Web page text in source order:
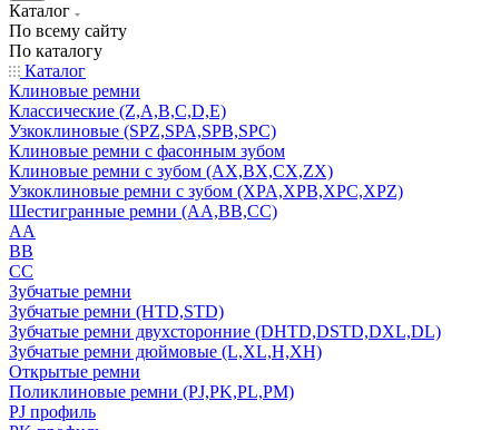
Каталог
По всему сайту
По каталогу
Каталог
Клиновые ремни
Классические (Z,A,B,C,D,E)
Узкоклиновые (SPZ,SPA,SPB,SPC)
Клиновые ремни с фасонным зубом
Клиновые ремни с зубом (AX,BX,CX,ZX)
Узкоклиновые ремни с зубом (XPA,XPB,XPC,XPZ)
Шестигранные ремни (AA,BB,CC)
AA
BB
CC
Зубчатые ремни
Зубчатые ремни (HTD,STD)
Зубчатые ремни двухсторонние (DHTD,DSTD,DXL,DL)
Зубчатые ремни дюймовые (L,XL,H,XH)
Открытые ремни
Поликлиновые ремни (PJ,PK,PL,PM)
PJ профиль